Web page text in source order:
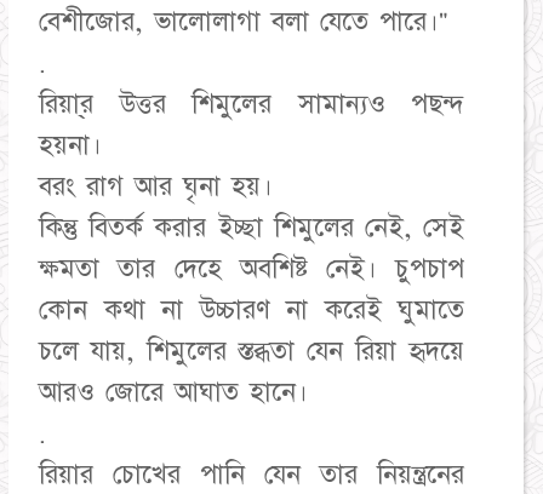
বেশীজোর, ভালোলাগা বলা যেতে পারে।"
.
রিয়া্র উত্তর শিমুলের সামান্যও পছন্দ
হয়না।
বরং রাগ আর ঘৃনা হয়।
কিন্তু বিতর্ক করার ইচ্ছা শিমুলের নেই, সেই
ক্ষমতা তার দেহে অবশিষ্ট নেই। চুপচাপ
কোন কথা না উচ্চারণ না করেই ঘুমাতে
চলে যায়, শিমুলের স্তব্ধতা যেন রিয়া হৃদয়ে
আরও জোরে আঘাত হানে।
.
রিয়ার চোখের পানি যেন তার নিয়ন্ত্রনের